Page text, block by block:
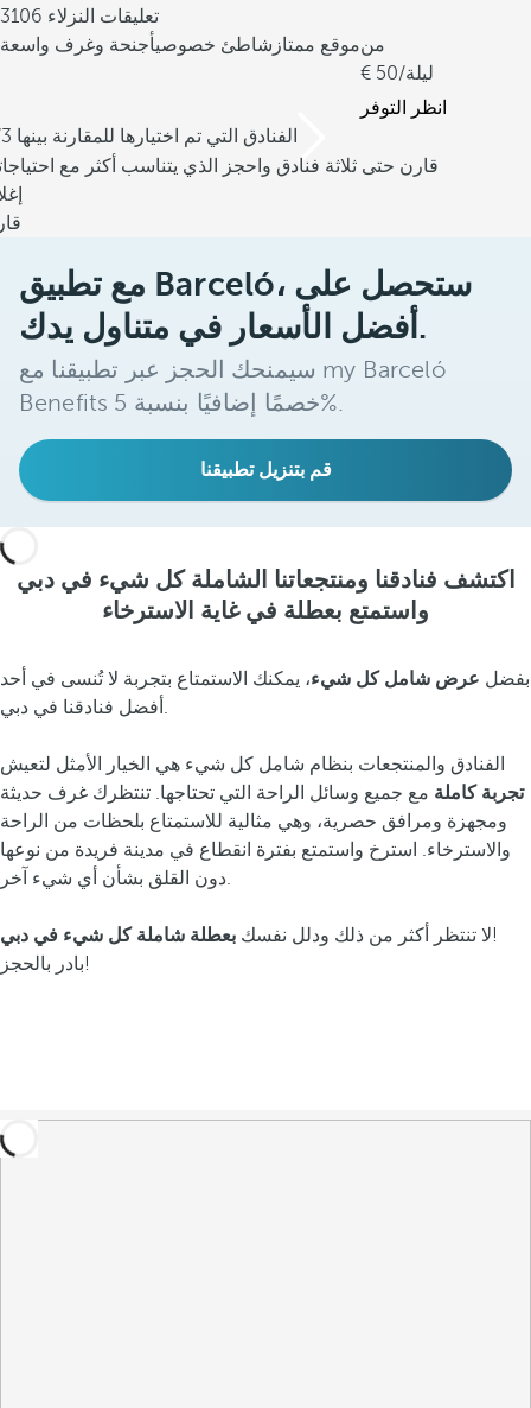
3106 تعليقات النزلاء
موقع ممتاز شاطئ خصوصيأجنحة وغرف واسعة
من
50 /ليلة
انظر التوفر
/3 الفنادق التي تم اختيارها للمقارنة بينها
قارن حتى ثلاثة فنادق واحجز الذي يتناسب أكثر مع
مع تطبيق Barceló، ستحصل على
أفضل الأسعار في متناول يدك.
سيمنحك الحجز عبر تطبيقنا مع my Barceló
Benefits خصمًا إضافيًا بنسبة 5%.
قم بتنزيل تطبيقنا
اكتشف فنادقنا ومنتجعاتنا الشاملة كل شيء في دبي
واستمتع بعطلة في غاية الاسترخاء
بفضل عرض شامل كل شيء، يمكنك الاستمتاع بتجربة لا تُنسى في أحد
أفضل فنادقنا في دبي.
الفنادق والمنتجعات بنظام شامل كل شيء هي الخيار الأمثل لتعيش
تجربة كاملة مع جميع وسائل الراحة التي تحتاجها. تنتظرك غرف حديثة
ومجهزة ومرافق حصرية، وهي مثالية للاستمتاع بلحظات من الراحة
والاسترخاء. استرخ واستمتع بفترة انقطاع في مدينة فريدة من نوعها
دون القلق بشأن أي شيء آخر.
لا تنتظر أكثر من ذلك ودلل نفسك بعطلة شاملة كل شيء في دبي
!
بادر بالحجز!